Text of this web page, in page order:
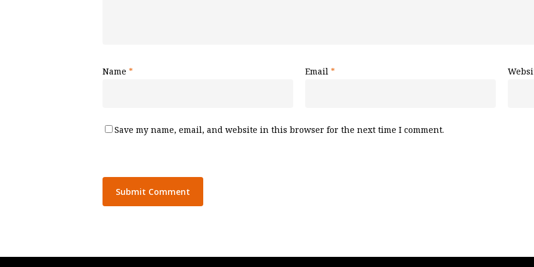
Name * Email *
Save my name, email, and website in this browser for the next time I comment.